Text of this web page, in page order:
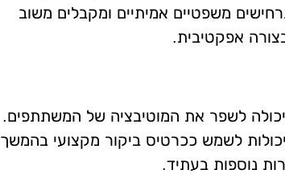
משפטיים אמיתיים ומקבלים משוב
אפקטיבית.
לשפר את המוטיבציה של המשתתפים.
לשמש ככרטיס ביקור מקצועי בהמשך
נוספות בעתיד.